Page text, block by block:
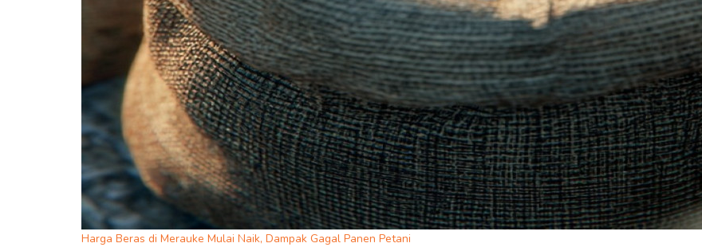
Harga Beras di Merauke Mulai Naik, Dampak Gagal Panen Petani